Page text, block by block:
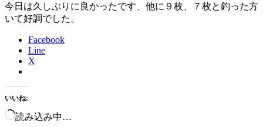
今日は久しぶりに良かったです、他に９枚、７枚と釣った方
いて好調でした。
Facebook
Line
X
いいね:
読み込み中…